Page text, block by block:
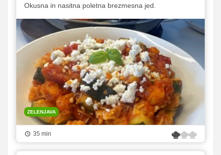
Okusna in nasitna poletna brezmesna jed.
ZELENJAVA
35 min